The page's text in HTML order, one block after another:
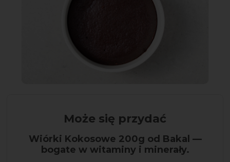
Może się przydać
Wiórki Kokosowe 200g od Bakal —
bogate w witaminy i minerały.